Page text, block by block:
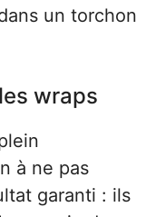
un torchon
wraps
à ne pas
garanti : ils